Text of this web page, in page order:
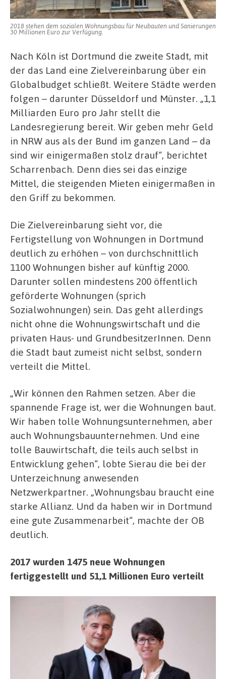
2018 stehen dem sozialen Wohnungsbau für Neubauten und Sanierungen
30 Millionen Euro zur Verfügung.
Nach Köln ist Dortmund die zweite Stadt, mit
der das Land eine Zielvereinbarung über ein
Globalbudget schließt. Weitere Städte werden
folgen – darunter Düsseldorf und Münster. „1,1
Milliarden Euro pro Jahr stellt die
Landesregierung bereit. Wir geben mehr Geld
in NRW aus als der Bund im ganzen Land – da
sind wir einigermaßen stolz drauf“, berichtet
Scharrenbach. Denn dies sei das einzige
Mittel, die steigenden Mieten einigermaßen in
den Griff zu bekommen.
Die Zielvereinbarung sieht vor, die
Fertigstellung von Wohnungen in Dortmund
deutlich zu erhöhen – von durchschnittlich
1100 Wohnungen bisher auf künftig 2000.
Darunter sollen mindestens 200 öffentlich
geförderte Wohnungen (sprich
Sozialwohnungen) sein. Das geht allerdings
nicht ohne die Wohnungswirtschaft und die
privaten Haus- und GrundbesitzerInnen. Denn
die Stadt baut zumeist nicht selbst, sondern
verteilt die Mittel.
„Wir können den Rahmen setzen. Aber die
spannende Frage ist, wer die Wohnungen baut.
Wir haben tolle Wohnungsunternehmen, aber
auch Wohnungsbauunternehmen. Und eine
tolle Bauwirtschaft, die teils auch selbst in
Entwicklung gehen“, lobte Sierau die bei der
Unterzeichnung anwesenden
Netzwerkpartner. „Wohnungsbau braucht eine
starke Allianz. Und da haben wir in Dortmund
eine gute Zusammenarbeit“, machte der OB
deutlich.
2017 wurden 1475 neue Wohnungen
fertiggestellt und 51,1 Millionen Euro verteilt